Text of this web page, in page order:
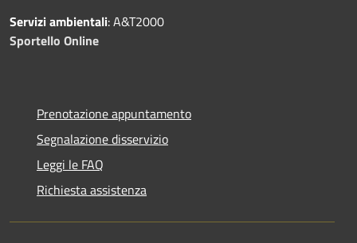
Servizi ambientali: A&T2000
Sportello Online
Prenotazione appuntamento
Segnalazione disservizio
Leggi le FAQ
Richiesta assistenza